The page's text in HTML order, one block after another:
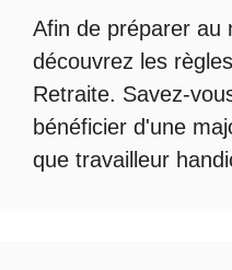
Afin de préparer au
découvrez les
Retraite. Savez-
bénéficier d'une
que travailleur